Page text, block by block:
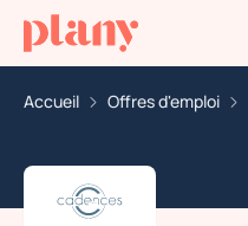
Accueil Offres d'emploi